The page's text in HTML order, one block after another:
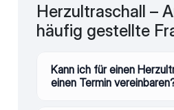
Herzultraschall –
häufig gestellte
Kann ich für einen
einen Termin